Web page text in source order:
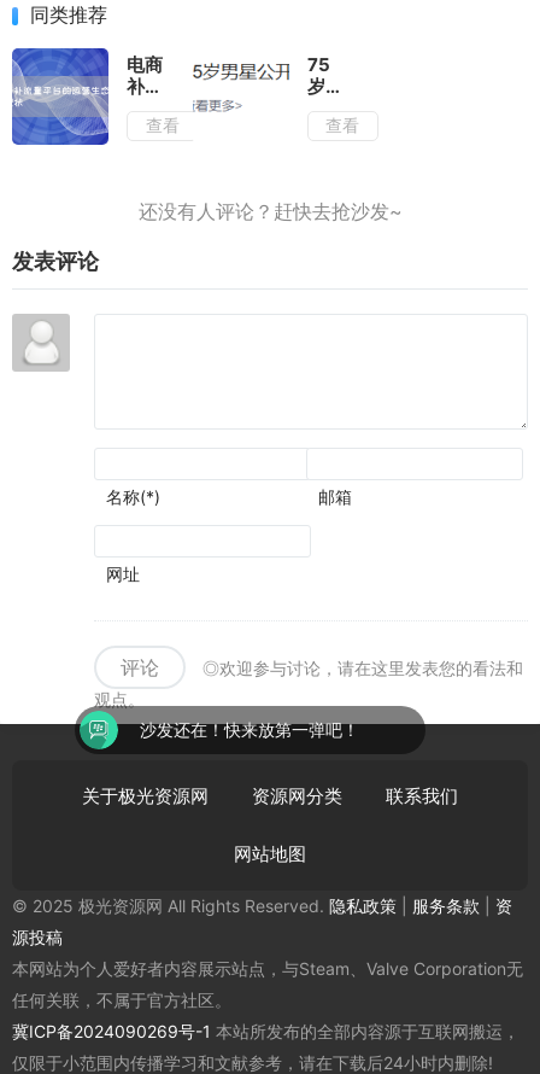
同类推荐
电商
补流
量平
台的
展现
查看
75
岁港
星公
开征
疾
查看
发表评论
名称(*) 邮箱
网址
评论
◎欢迎参与讨论，请在这里发表您的看法和
观点。
关于极光资源网 资源网分类 联系我们
网站地图
© 2025 极光资源网 All Rights Reserved. 隐私政策 服务条款
资
源投稿
本网站为个人爱好者内容展示站点，与Steam、Valve Corporation无
任何关联，不属于官方社区。
冀ICP备2024090269号-1 本站所发布的全部内容源于互联网搬运，
仅限于小范围内传播学习和文献参考，请在下载后24小时内删除!
沙发还在！快来放第一弹吧！